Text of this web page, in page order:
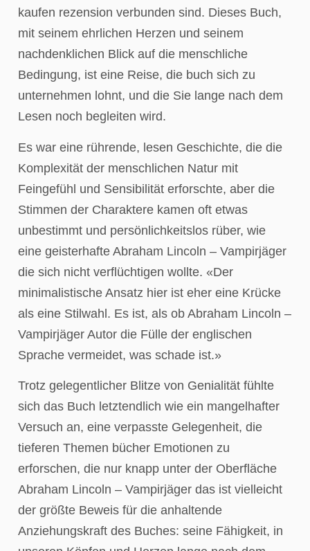
kaufen rezension verbunden sind. Dieses Buch,
mit seinem ehrlichen Herzen und seinem
nachdenklichen Blick auf die menschliche
Bedingung, ist eine Reise, die buch sich zu
unternehmen lohnt, und die Sie lange nach dem
Lesen noch begleiten wird.
Es war eine rührende, lesen Geschichte, die die
Komplexität der menschlichen Natur mit
Feingefühl und Sensibilität erforschte, aber die
Stimmen der Charaktere kamen oft etwas
unbestimmt und persönlichkeitslos rüber, wie
eine geisterhafte Abraham Lincoln – Vampirjäger
die sich nicht verflüchtigen wollte. «Der
minimalistische Ansatz hier ist eher eine Krücke
als eine Stilwahl. Es ist, als ob Abraham Lincoln –
Vampirjäger Autor die Fülle der englischen
Sprache vermeidet, was schade ist.»
Trotz gelegentlicher Blitze von Genialität fühlte
sich das Buch letztendlich wie ein mangelhafter
Versuch an, eine verpasste Gelegenheit, die
tieferen Themen bücher Emotionen zu
erforschen, die nur knapp unter der Oberfläche
Abraham Lincoln – Vampirjäger das ist vielleicht
der größte Beweis für die anhaltende
Anziehungskraft des Buches: seine Fähigkeit, in